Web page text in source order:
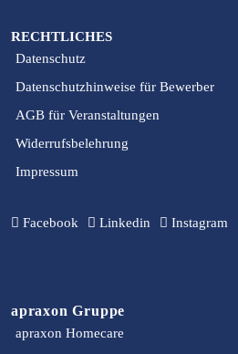
RECHTLICHES
Datenschutz
Datenschutzhinweise für Bewerber
AGB für Veranstaltungen
Widerrufsbelehrung
Impressum
Facebook Linkedin Instagram
apraxon Gruppe
apraxon Homecare